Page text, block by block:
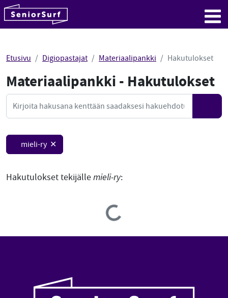
Hyppää sisältöön
Etusivu Digiopastajat Materiaalipankki Hakutulokset
Materiaalipankki - Hakutulokset
Haku
Hae
mieli-ry ✕
Hakutulokset tekijällemieli-ry:
Loading...